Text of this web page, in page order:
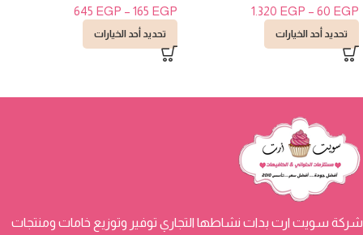
60 EGP
–
1.320 EGP
تحديد أحد الخيارات
165 EGP
–
645 EGP
تحديد أحد الخيارات
شركة سويت ارت بدات نشاطها التجاري توفير وتوزيع خامات ومنتجات